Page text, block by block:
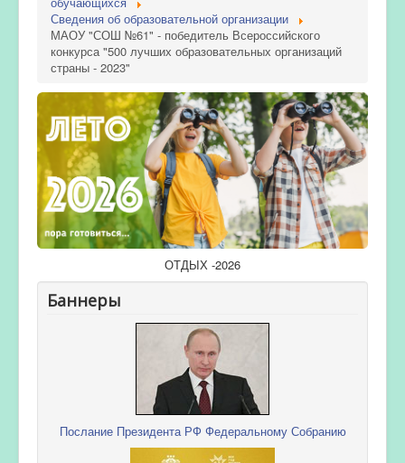
Сведения об образовательной организации
МАОУ "СОШ №61" - победитель Всероссийского
конкурса "500 лучших образовательных организаций
страны - 2023"
ОТДЫХ -2026
Баннеры
Послание Президента РФ Федеральному Собранию